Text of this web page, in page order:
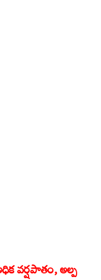
వర్షపాతం, అల్ప